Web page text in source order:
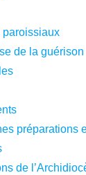
paroissiaux
de la guérison
préparations
de